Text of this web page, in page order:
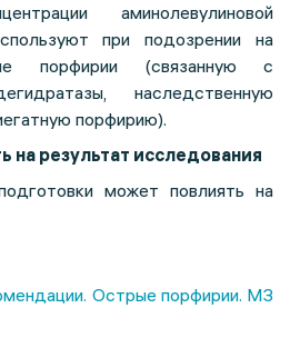
аминолевулиновой
при подозрении на
порфирии (связанную с
наследственную
порфирию).
на результат исследования
может повлиять на
Острые порфирии. МЗ